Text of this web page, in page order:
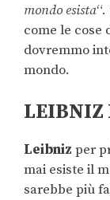
mondo esista
come le cose
dovremmo
mondo.
LEIBNIZ
Leibniz per
mai esiste il
sarebbe più